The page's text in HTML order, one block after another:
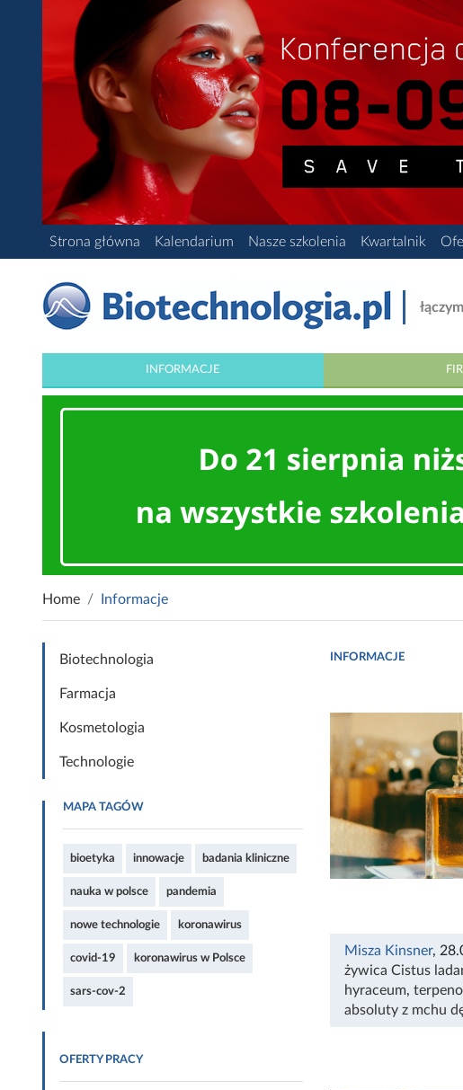
Strona główna Kalendarium Nasze szkolenia Kwartalnik
INFORMACJE
Home Informacje
Biotechnologia
Farmacja
Kosmetologia
Technologie
MAPA TAGÓW
bioetyka innowacje badania kliniczne
nauka w polsce pandemia
nowe technologie koronawirus
covid-19 koronawirus w Polsce
sars-cov-2
OFERTY PRACY
INFORMACJE
Misza Kinsner,
żywica Cistus
hyraceum,
absoluty z mchu